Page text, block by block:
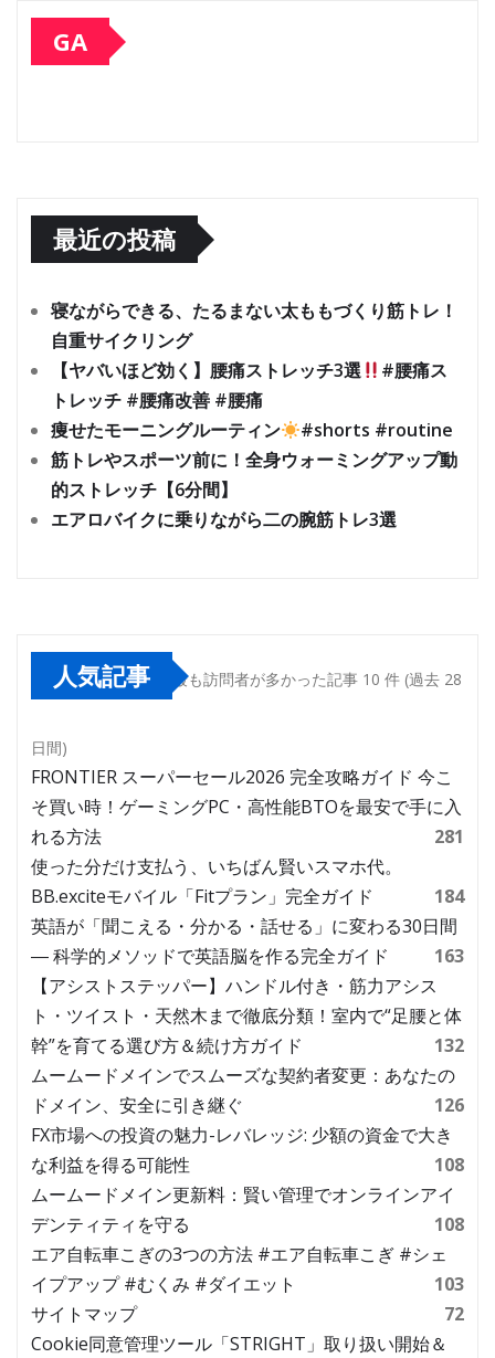
GA
最近の投稿
寝ながらできる、たるまない太ももづくり筋トレ！
自重サイクリング
【ヤバいほど効く】腰痛ストレッチ3選
#腰痛ス
トレッチ #腰痛改善 #腰痛
痩せたモーニングルーティン
#shorts #routine
筋トレやスポーツ前に！全身ウォーミングアップ動
的ストレッチ【6分間】
エアロバイクに乗りながら二の腕筋トレ3選
人気記事 最も訪問者が多かった記事 10 件 (過去 28
日間)
FRONTIER スーパーセール2026 完全攻略ガイド 今こ
そ買い時！ゲーミングPC・高性能BTOを最安で手に入
れる方法
281
使った分だけ支払う、いちばん賢いスマホ代。
BB.exciteモバイル「Fitプラン」完全ガイド
184
英語が「聞こえる・分かる・話せる」に変わる30日間
― 科学的メソッドで英語脳を作る完全ガイド
163
【アシストステッパー】ハンドル付き・筋力アシス
ト・ツイスト・天然木まで徹底分類！室内で“足腰と体
幹”を育てる選び方＆続け方ガイド
132
ムームードメインでスムーズな契約者変更：あなたの
ドメイン、安全に引き継ぐ
126
FX市場への投資の魅力-レバレッジ: 少額の資金で大き
な利益を得る可能性
108
ムームードメイン更新料：賢い管理でオンラインアイ
デンティティを守る
108
エア自転車こぎの3つの方法 #エア自転車こぎ #シェ
イプアップ #むくみ #ダイエット
103
サイトマップ
72
Cookie同意管理ツール「STRIGHT」取り扱い開始＆